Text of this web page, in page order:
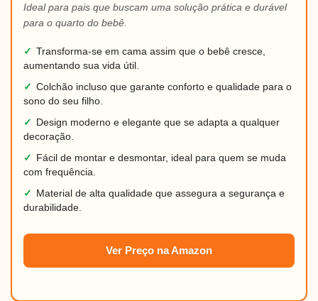
Ideal para pais que buscam uma solução prática e durável
para o quarto do bebê.
✓ Transforma-se em cama assim que o bebê cresce,
aumentando sua vida útil.
✓ Colchão incluso que garante conforto e qualidade para o
sono do seu filho.
✓
Design moderno e elegante que se adapta a qualquer
decoração.
✓
Fácil de montar e desmontar, ideal para quem se muda
com frequência.
✓
Material de alta qualidade que assegura a segurança e
durabilidade.
Ver Preço na Amazon